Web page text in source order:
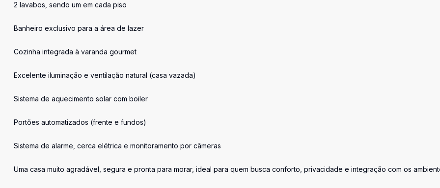
2 lavabos, sendo um em cada piso
Banheiro exclusivo para a área de lazer
Cozinha integrada à varanda gourmet
Excelente iluminação e ventilação natural (casa vazada)
Sistema de aquecimento solar com boiler
Portões automatizados (frente e fundos)
Sistema de alarme, cerca elétrica e monitoramento por câmeras
Uma casa muito agradável, segura e pronta para morar, ideal para quem busca conforto, privacidade e integração com os